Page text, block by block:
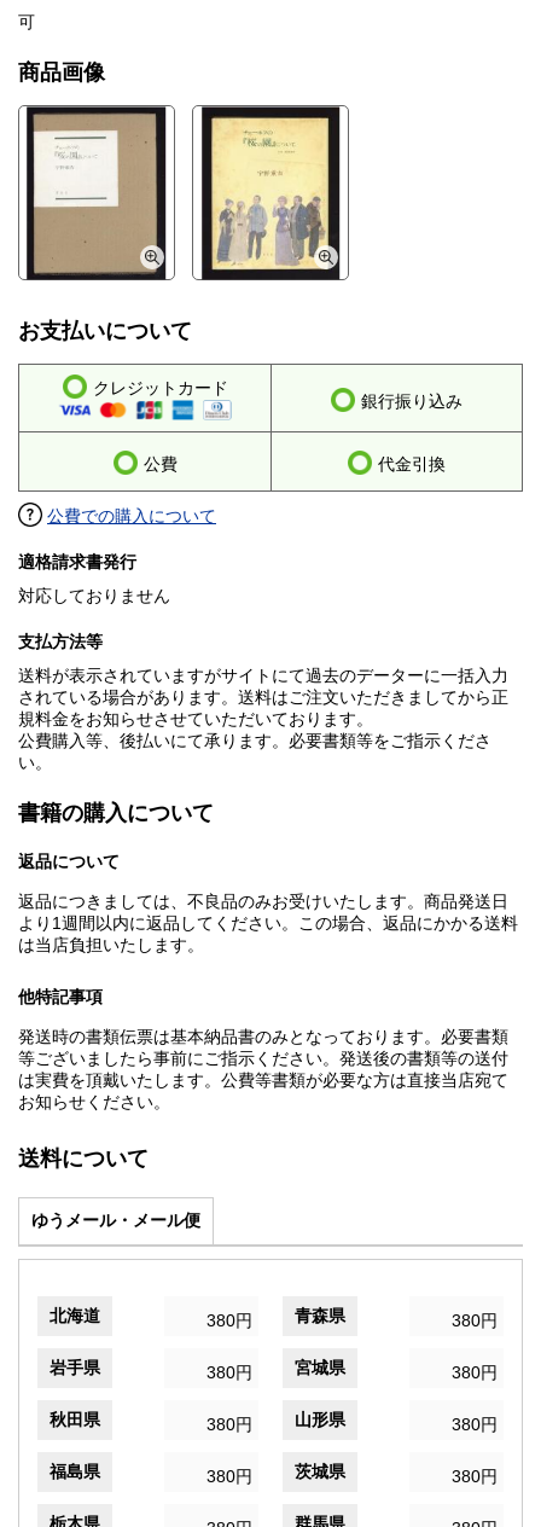
可
商品画像
お支払いについて
クレジットカード
銀行振り込み
公費 代金引換
公費での購入について
適格請求書発行
対応しておりません
支払方法等
送料が表示されていますがサイトにて過去のデーターに一括入力
されている場合があります。送料はご注文いただきましてから正
規料金をお知らせさせていただいております。
公費購入等、後払いにて承ります。必要書類等をご指示くださ
い。
書籍の購入について
返品について
返品につきましては、不良品のみお受けいたします。商品発送日
より1週間以内に返品してください。この場合、返品にかかる送料
は当店負担いたします。
他特記事項
発送時の書類伝票は基本納品書のみとなっております。必要書類
等ございましたら事前にご指示ください。発送後の書類等の送付
は実費を頂戴いたします。公費等書類が必要な方は直接当店宛て
お知らせください。
送料について
ゆうメール・メール便
北海道 380円 青森県 380円
岩手県 380円 宮城県 380円
秋田県 380円 山形県 380円
福島県 380円 茨城県 380円